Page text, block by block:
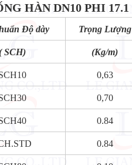
HÀN DN10 PHI 17.1
Độ dày Trọng Lượng
SCH) (Kg/m)
0,63
0,70
0.84
0.84